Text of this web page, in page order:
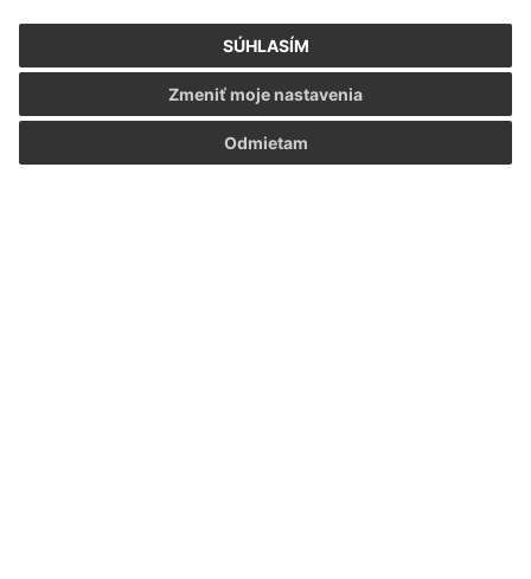
SÚHLASÍM
Odmietam
Zmeniť moje nastavenia